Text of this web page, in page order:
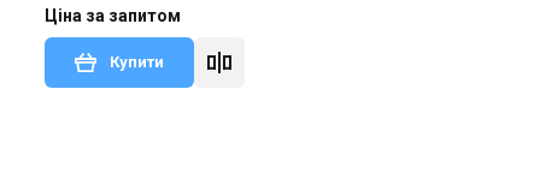
Ціна за запитом
Купити